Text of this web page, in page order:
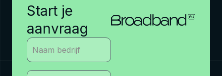
Start je
aanvraag